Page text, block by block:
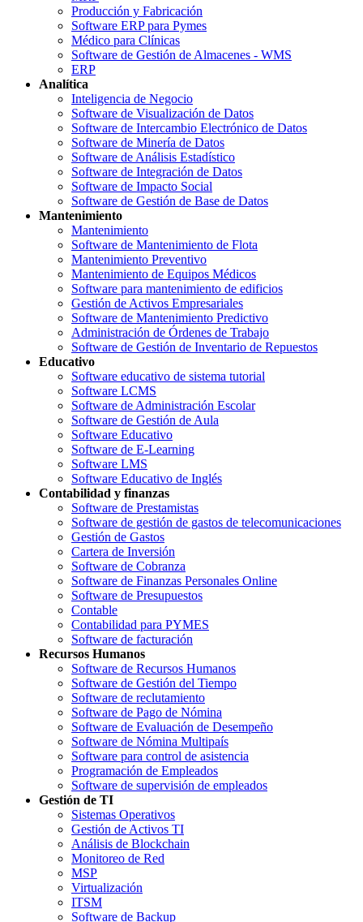
Producción y Fabricación
Software ERP para Pymes
Médico para Clínicas
Software de Gestión de Almacenes - WMS
ERP
Analítica
Inteligencia de Negocio
Software de Visualización de Datos
Software de Intercambio Electrónico de Datos
Software de Minería de Datos
Software de Análisis Estadístico
Software de Integración de Datos
Software de Impacto Social
Software de Gestión de Base de Datos
Mantenimiento
Mantenimiento
Software de Mantenimiento de Flota
Mantenimiento Preventivo
Mantenimiento de Equipos Médicos
Software para mantenimiento de edificios
Gestión de Activos Empresariales
Software de Mantenimiento Predictivo
Administración de Órdenes de Trabajo
Software de Gestión de Inventario de Repuestos
Educativo
Software educativo de sistema tutorial
Software LCMS
Software de Administración Escolar
Software de Gestión de Aula
Software Educativo
Software de E-Learning
Software LMS
Software Educativo de Inglés
Contabilidad y finanzas
Software de Prestamistas
Software de gestión de gastos de telecomunicaciones
Gestión de Gastos
Cartera de Inversión
Software de Cobranza
Software de Finanzas Personales Online
Software de Presupuestos
Contable
Contabilidad para PYMES
Software de facturación
Recursos Humanos
Software de Recursos Humanos
Software de Gestión del Tiempo
Software de reclutamiento
Software de Pago de Nómina
Software de Evaluación de Desempeño
Software de Nómina Multipaís
Software para control de asistencia
Programación de Empleados
Software de supervisión de empleados
Gestión de TI
Sistemas Operativos
Gestión de Activos TI
Análisis de Blockchain
Monitoreo de Red
MSP
Virtualización
ITSM
Software de Backup